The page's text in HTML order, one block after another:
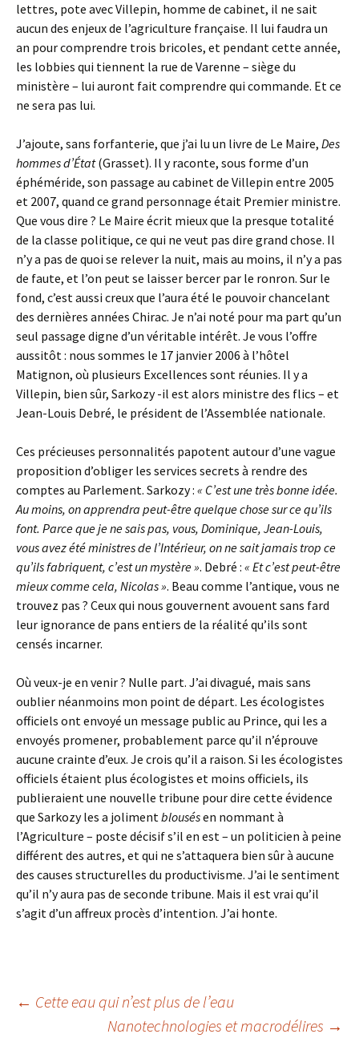
lettres, pote avec Villepin, homme de cabinet, il ne sait
aucun des enjeux de l’agriculture française. Il lui faudra un
an pour comprendre trois bricoles, et pendant cette année,
les lobbies qui tiennent la rue de Varenne – siège du
ministère – lui auront fait comprendre qui commande. Et ce
ne sera pas lui.
J’ajoute, sans forfanterie, que j’ai lu un livre de Le Maire, Des
hommes d’État(Grasset). Il y raconte, sous forme d’un
éphéméride, son passage au cabinet de Villepin entre 2005
et 2007, quand ce grand personnage était Premier ministre.
Que vous dire ? Le Maire écrit mieux que la presque totalité
de la classe politique, ce qui ne veut pas dire grand chose. Il
n’y a pas de quoi se relever la nuit, mais au moins, il n’y a pas
de faute, et l’on peut se laisser bercer par le ronron. Sur le
fond, c’est aussi creux que l’aura été le pouvoir chancelant
des dernières années Chirac. Je n’ai noté pour ma part qu’un
seul passage digne d’un véritable intérêt. Je vous l’offre
aussitôt : nous sommes le 17 janvier 2006 à l’hôtel
Matignon, où plusieurs Excellences sont réunies. Il y a
Villepin, bien sûr, Sarkozy -il est alors ministre des flics – et
Jean-Louis Debré, le président de l’Assemblée nationale.
Ces précieuses personnalités papotent autour d’une vague
proposition d’obliger les services secrets à rendre des
comptes au Parlement. Sarkozy : « C’est une très bonne idée.
Au moins, on apprendra peut-être quelque chose sur ce qu’ils
font. Parce que je ne sais pas, vous, Dominique, Jean-Louis,
vous avez été ministres de l’Intérieur, on ne sait jamais trop ce
qu’ils fabriquent, c’est un mystère ». Debré : « Et c’est peut-être
mieux comme cela, Nicolas ». Beau comme l’antique, vous ne
trouvez pas ? Ceux qui nous gouvernent avouent sans fard
leur ignorance de pans entiers de la réalité qu’ils sont
censés incarner.
Où veux-je en venir ? Nulle part. J’ai divagué, mais sans
oublier néanmoins mon point de départ. Les écologistes
officiels ont envoyé un message public au Prince, qui les a
envoyés promener, probablement parce qu’il n’éprouve
aucune crainte d’eux. Je crois qu’il a raison. Si les écologistes
officiels étaient plus écologistes et moins officiels, ils
publieraient une nouvelle tribune pour dire cette évidence
que Sarkozy les a jolimentblousésen nommant à
l’Agriculture – poste décisif s’il en est – un politicien à peine
différent des autres, et qui ne s’attaquera bien sûr à aucune
des causes structurelles du productivisme. J’ai le sentiment
qu’il n’y aura pas de seconde tribune. Mais il est vrai qu’il
s’agit d’un affreux procès d’intention. J’ai honte.
Navigation
← Cette eau qui n’est plus de l’eau
Nanotechnologies et macrodélires →